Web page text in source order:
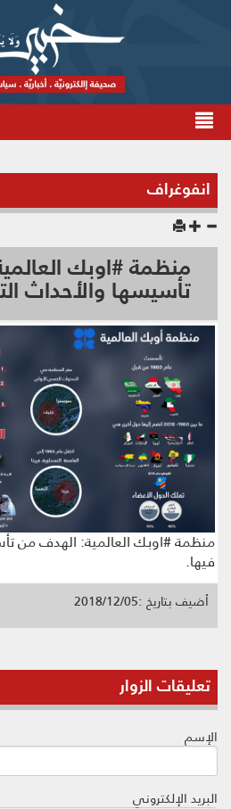
انفوغراف
منظمة #اوبك
تأسيسها والأحداث
منظمة #اوبك العالمية: الهدف من
فيها.
أضيف بتاريخ :2018/12/05
تعليقات الزوار
الإسم
البريد الإلكتروني